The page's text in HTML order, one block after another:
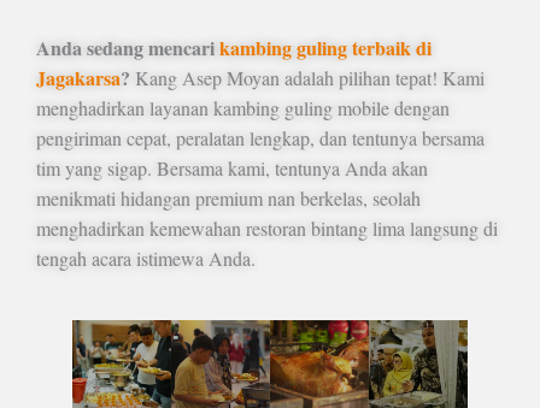
Anda sedang mencarikambing guling terbaik di
Jagakarsa? Kang Asep Moyan adalah pilihan tepat! Kami
menghadirkan layanan kambing guling mobile dengan
pengiriman cepat, peralatan lengkap, dan tentunya bersama
tim yang sigap. Bersama kami, tentunya Anda akan
menikmati hidangan premium nan berkelas, seolah
menghadirkan kemewahan restoran bintang lima langsung di
tengah acara istimewa Anda.